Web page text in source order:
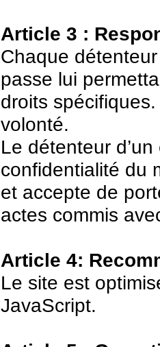
Article 3 :
Chaque
passe lui
droits
volonté.
Le détenteur
confidentialité du
et accepte de
actes commis
Article 4:
Le site est
JavaScript.